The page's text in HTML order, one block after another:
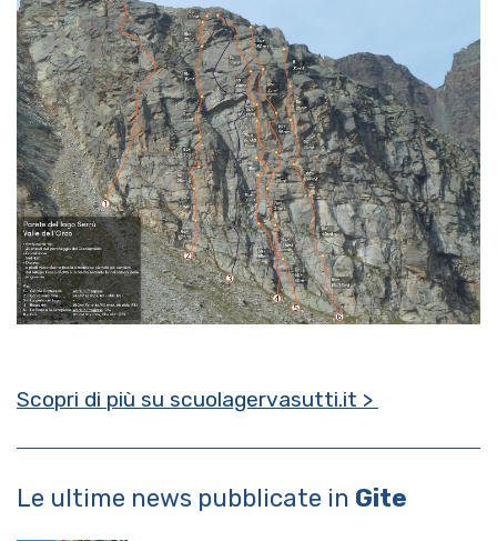
Scopri di più su scuolagervasutti.it >
Le ultime news pubblicate in Gite